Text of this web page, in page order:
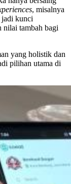
, misalnya
jadi kunci
nilai tambah bagi
yang holistik dan
pilihan utama di